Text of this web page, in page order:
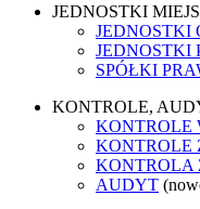
JEDNOSTKI
JEDNOSTKI
JEDNOSTKI
SPÓŁKI
KONTROLE,
KONTROLE
KONTROLE
KONTROLA
AUDYT